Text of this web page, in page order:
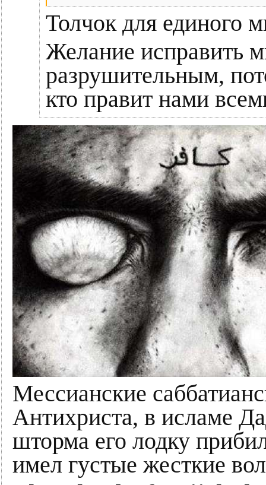
Толчок для единого
Желание исправить
разрушительным,
кто правит нами
Мессианские
Антихриста, в исламе
шторма его лодку
имел густые жесткие